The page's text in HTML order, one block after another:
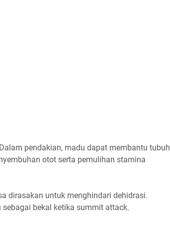
pendakian, madu dapat membantu tubuh
otot serta pemulihan stamina
dirasakan untuk menghindari dehidrasi.
bekal ketika summit attack.